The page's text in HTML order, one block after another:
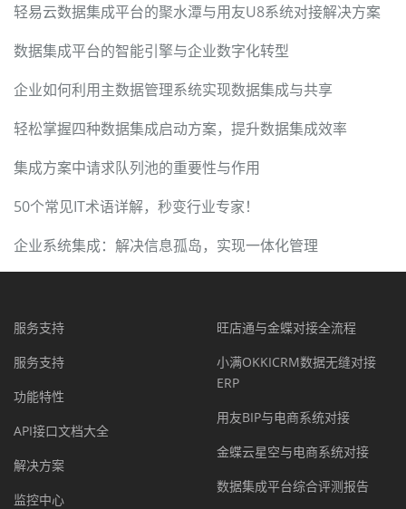
轻易云数据集成平台的聚水潭与用友U8系统对接解决方案
数据集成平台的智能引擎与企业数字化转型
企业如何利用主数据管理系统实现数据集成与共享
轻松掌握四种数据集成启动方案，提升数据集成效率
集成方案中请求队列池的重要性与作用
50个常见IT术语详解，秒变行业专家！
企业系统集成：解决信息孤岛，实现一体化管理
服务支持
服务支持
功能特性
API接口文档大全
解决方案
监控中心
旺店通与金蝶对接全流程
小满OKKICRM数据无缝对接
ERP
用友BIP与电商系统对接
金蝶云星空与电商系统对接
数据集成平台综合评测报告